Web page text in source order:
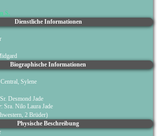
S.
Dienstliche Informationen
Biographische Informationen
Sylene
Desmond Jade
: Sra. Nilo Laura Jade
2 Brüder)
Physische Beschreibung